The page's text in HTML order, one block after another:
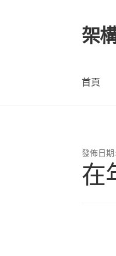
跳
至
覽
列
跳
至
要
內
架
首頁
發佈日期:
在